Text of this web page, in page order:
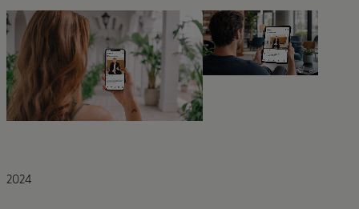
2024